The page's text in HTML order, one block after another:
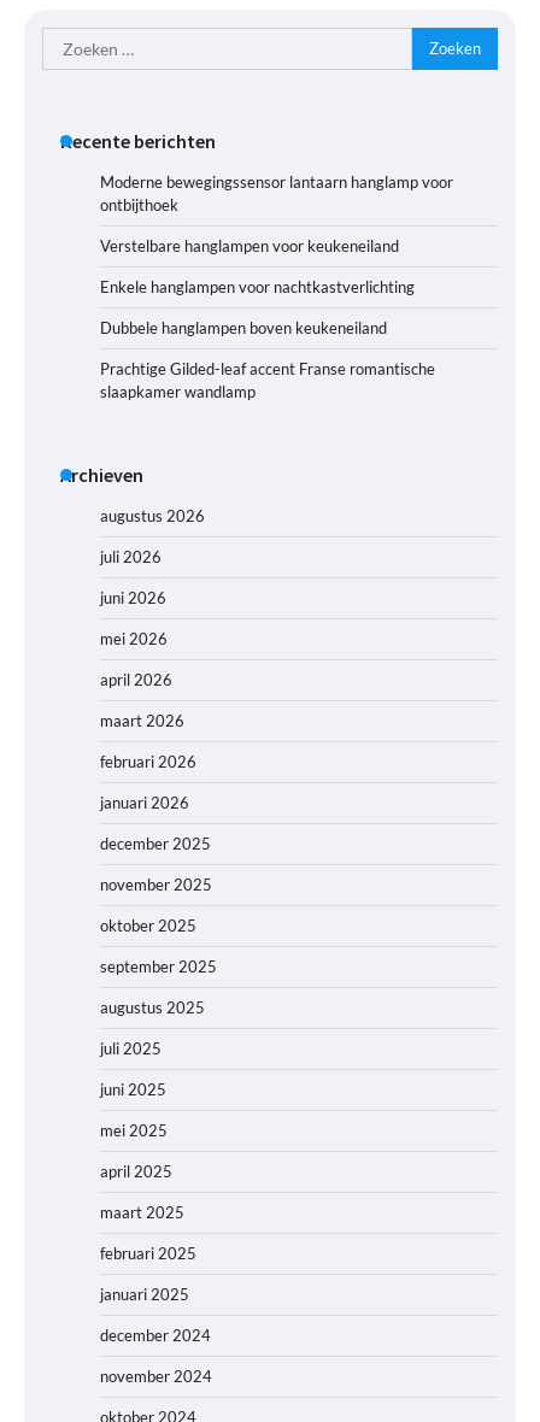
Zoeken
naar:
Recente berichten
Moderne bewegingssensor lantaarn hanglamp voor
ontbijthoek
Verstelbare hanglampen voor keukeneiland
Enkele hanglampen voor nachtkastverlichting
Dubbele hanglampen boven keukeneiland
Prachtige Gilded-leaf accent Franse romantische
slaapkamer wandlamp
Archieven
augustus 2026
juli 2026
juni 2026
mei 2026
april 2026
maart 2026
februari 2026
januari 2026
december 2025
november 2025
oktober 2025
september 2025
augustus 2025
juli 2025
juni 2025
mei 2025
april 2025
maart 2025
februari 2025
januari 2025
december 2024
november 2024
oktober 2024